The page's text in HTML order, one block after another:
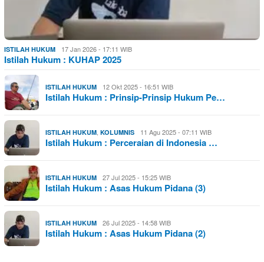
ISTILAH HUKUM 17 Jan 2026 - 17:11 WIB
Istilah Hukum : KUHAP 2025
ISTILAH HUKUM 12 Okt 2025 - 16:51 WIB
Istilah Hukum : Prinsip-Prinsip Hukum Pe…
ISTILAH HUKUM KOLUMNIS 11 Agu 2025 - 07:11 WIB
Istilah Hukum : Perceraian di Indonesia …
ISTILAH HUKUM 27 Jul 2025 - 15:25 WIB
Istilah Hukum : Asas Hukum Pidana (3)
ISTILAH HUKUM 26 Jul 2025 - 14:58 WIB
Istilah Hukum : Asas Hukum Pidana (2)